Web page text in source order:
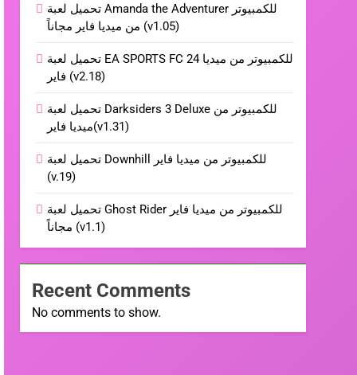
تحميل لعبة Amanda the Adventurer للكمبيوتر
من ميديا فاير مجاناً (v1.05)
تحميل لعبة EA SPORTS FC 24 للكمبيوتر من ميديا
فاير (v2.18)
تحميل لعبة Darksiders 3 Deluxe للكمبيوتر من
ميديا فاير(v1.31)
تحميل لعبة Downhill للكمبيوتر من ميديا فاير
(v.19)
تحميل لعبة Ghost Rider للكمبيوتر من ميديا فاير
مجاناً (v1.1)
Recent Comments
No comments to show.